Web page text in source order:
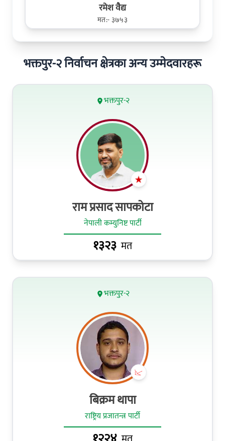
रमेश व‌ैद्य
मत:- ३७५३
भक्तपुर-२ निर्वाचन क्षेत्रका अन्य उम्मेदवारहरू
भक्तपुर-२
राम प्रसाद सापकोटा
नेपाली कम्युनिष्ट पार्टी
१३२३ मत
भक्तपुर-२
बिक्रम थापा
राष्ट्रिय प्रजातन्त्र पार्टी